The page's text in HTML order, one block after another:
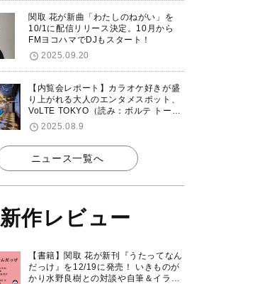
関取 花が新曲「わたしのねがい」を
10/1に配信リリース決定。10月から
FMヨコハマでDJもスタート！
2025.09.20
【内覧会レポート】カラオケ好きが盛
り上がれる大人のエンタメスポット、
VoLTE TOKYO（読み：ボルテ トーキ
ョー）が東京・品川に8/8グランドオ
ープン！
2025.08.9
ニュース一覧へ
新作レビュー
【書籍】関取 花が新刊『うたってなん
だっけ』を12/19に発売！ いきものが
かり水野良樹との対談や自筆＆イラス